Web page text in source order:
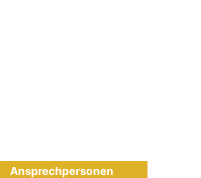
Ansprechpersonen